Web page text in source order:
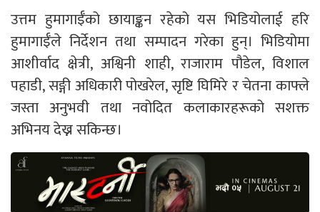
उत्तम हुमागाईँको छायाङ्कन रहेको यस भिडियोलाई हरि
हुमागाईँले निर्देशन तथा सम्पादन गरेका हुन्। भिडियोमा
आशीर्वाद क्षेत्री, अश्विनी शाही, राजाराम पौडेल, विशाल
पहाडी, सङ्गी अधिकारी पोखरेल, सृष्टि घिमिरे र चेतना काफ्ले
जस्ता अनुभवी तथा नवोदित कलाकारहरूको सशक्त
अभिनय देख्न सकिन्छ।